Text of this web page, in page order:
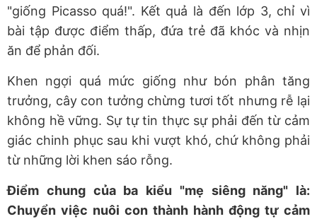
"giống Picasso quá!". Kết quả là đến lớp 3, chỉ vì
bài tập được điểm thấp, đứa trẻ đã khóc và nhịn
ăn để phản đối.
Khen ngợi quá mức giống như bón phân tăng
trưởng, cây con tưởng chừng tươi tốt nhưng rễ lại
không hề vững. Sự tự tin thực sự phải đến từ cảm
giác chinh phục sau khi vượt khó, chứ không phải
từ những lời khen sáo rỗng.
Điểm chung của ba kiểu "mẹ siêng năng" là:
Chuyển việc nuôi con thành hành động tự cảm